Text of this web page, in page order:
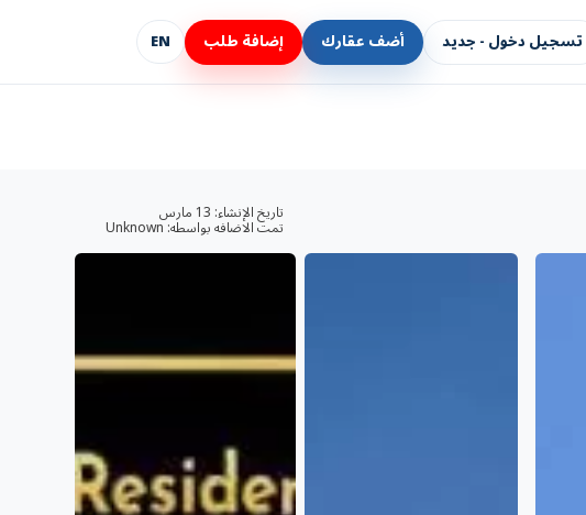
تسجيل دخول - جديد أضف عقارك إضافة طلب EN
تاريخ الإنشاء:
تمت الاضافه بواسطه: Unknown